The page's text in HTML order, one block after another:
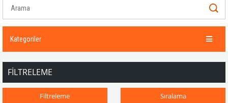
Kategoriler
FILTRELEME
Filtreleme Sıralama